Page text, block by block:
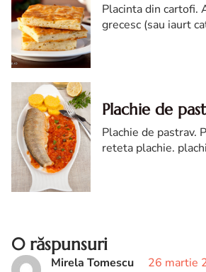
Placinta din cartofi.
grecesc (sau iaurt
Plachie de
Plachie de pastrav.
reteta plachie.
0 răspunsuri
Mirela Tomescu 26 martie